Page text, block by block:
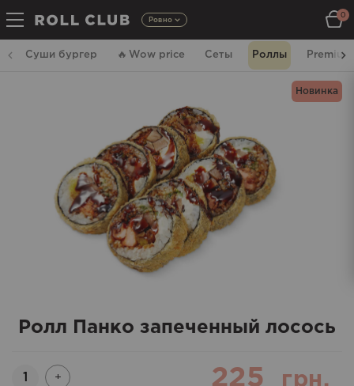
Ровно
0
Суши бургер 🔥 Wow price Сеты Роллы Premium
Новинка
Ролл Панко запеченный лосось
Количество
+ 225 грн.